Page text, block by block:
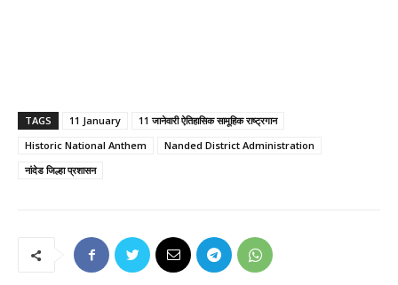
TAGS 11 January
11 जानेवारी ऐतिहासिक सामूहिक राष्ट्रगान
Historic National Anthem
Nanded District Administration
नांदेड जिल्हा प्रशासन